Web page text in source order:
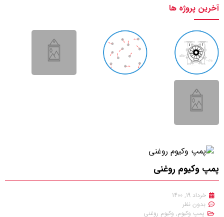
آخرین پروژه ها
پمپ وکیوم روغنی
خرداد 19, 1400
بدون نظر
پمپ وکیوم, وکیوم روغنی